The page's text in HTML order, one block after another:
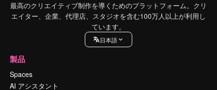
最高のクリエイティブ制作を導くためのプラットフォーム。クリ
エイター、企業、代理店、スタジオを含む100万人以上が利用し
ています。
日本語
製品
Spaces
AI アシスタント